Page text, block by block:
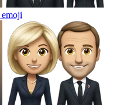
emoji